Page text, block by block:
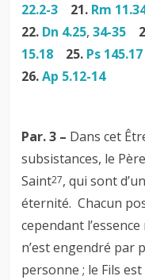
22.2-3
21. Rm
22. Dn 4.25,34-35
15.18
25. Ps 145.17
26.Ap 5.12-14
Par. 3 – Dans cet
subsistances, le
Saint27, qui sont
éternité. Chacun
cependant
n’est engendré par
personne ; le Fils